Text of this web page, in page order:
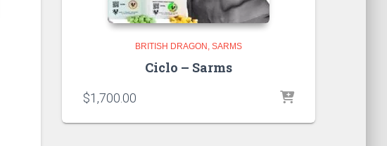
BRITISH DRAGON SARMS
Ciclo – Sarms
$1,700.00